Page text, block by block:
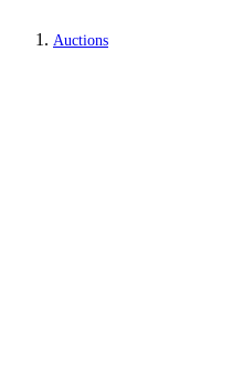
Auctions